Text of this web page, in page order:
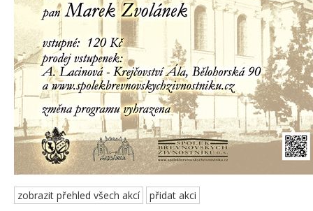
zobrazit přehled všech akcí přidat akci